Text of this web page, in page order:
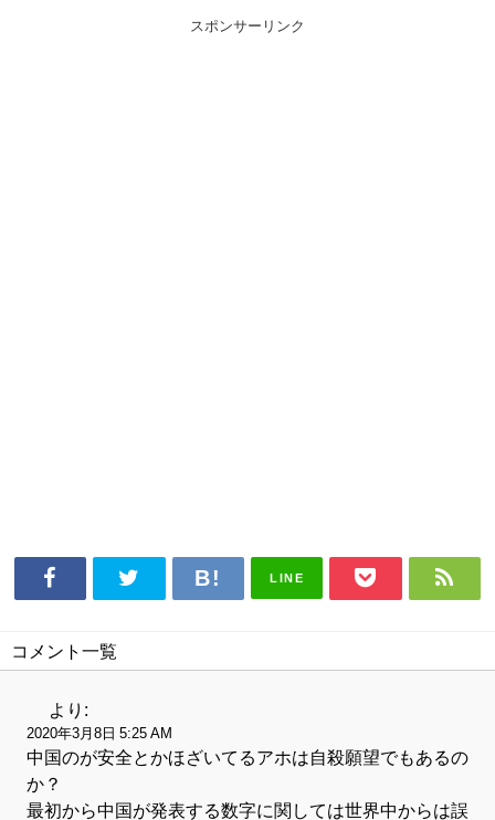
スポンサーリンク
LINE
コメント一覧
より:
2020年3月8日 5:25 AM
中国のが安全とかほざいてるアホは自殺願望でもあるの
か？
最初から中国が発表する数字に関しては世界中からは誤